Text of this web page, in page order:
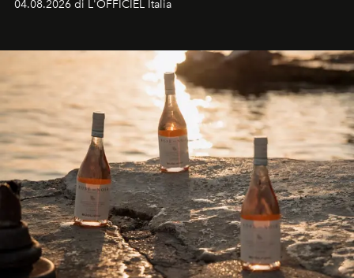
04.08.2026 di L'OFFICIEL Italia